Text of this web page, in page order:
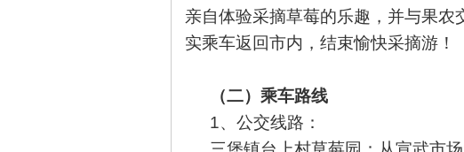
亲自体验采摘草莓的乐趣，并与果
实乘车返回市内，结束愉快采摘游！
（二）乘车路线
1、公交线路：